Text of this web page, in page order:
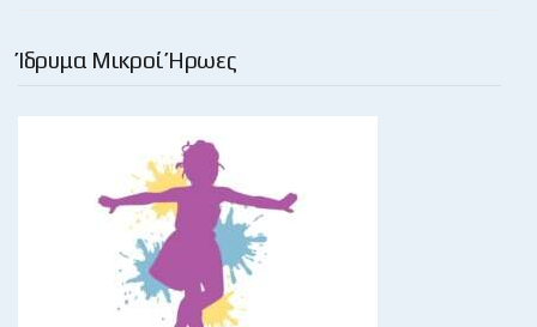
Ίδρυμα Μικροί Ήρωες